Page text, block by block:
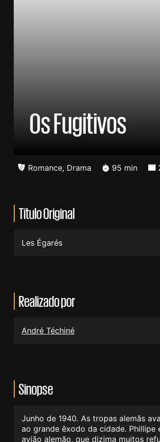
Os Fugitivos
Romance, Drama 95 min
Título Original
Les Égarés
Realizado por
André Téchiné
Sinopse
Junho de 1940. As tropas alemãs
ao grande êxodo da cidade. Phillipe
avião alemão, que dizima muitos